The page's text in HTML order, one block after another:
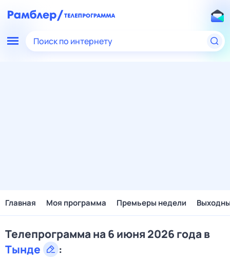
Поиск по интернету
Главная Моя программа Премьеры недели
Телепрограмма на 6 июня 2026 года в
Тынде
: